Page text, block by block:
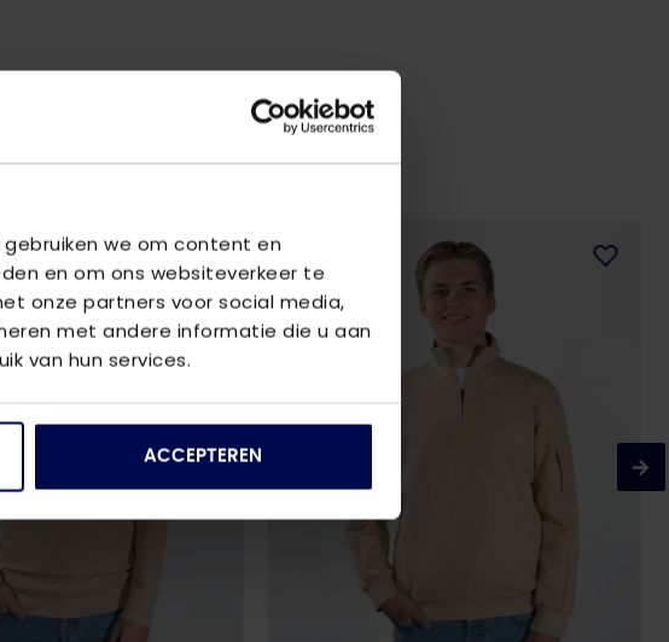
we om content en
en om ons websiteverkeer te
onze partners voor social media,
met andere informatie die u aan
van hun services.
ACCEPTEREN